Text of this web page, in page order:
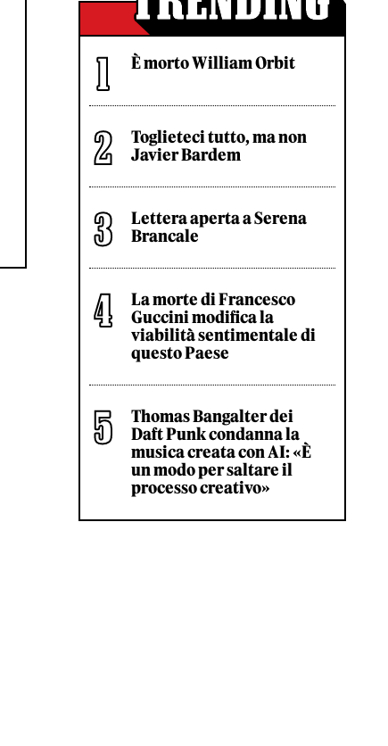
È morto William Orbit
Toglieteci tutto, ma non
Javier Bardem
Lettera aperta a Serena
Brancale
La morte di Francesco
Guccini modifica la
viabilità sentimentale di
questo Paese
Thomas Bangalter dei
Daft Punk condanna la
musica creata con AI: «È
un modo per saltare il
processo creativo»